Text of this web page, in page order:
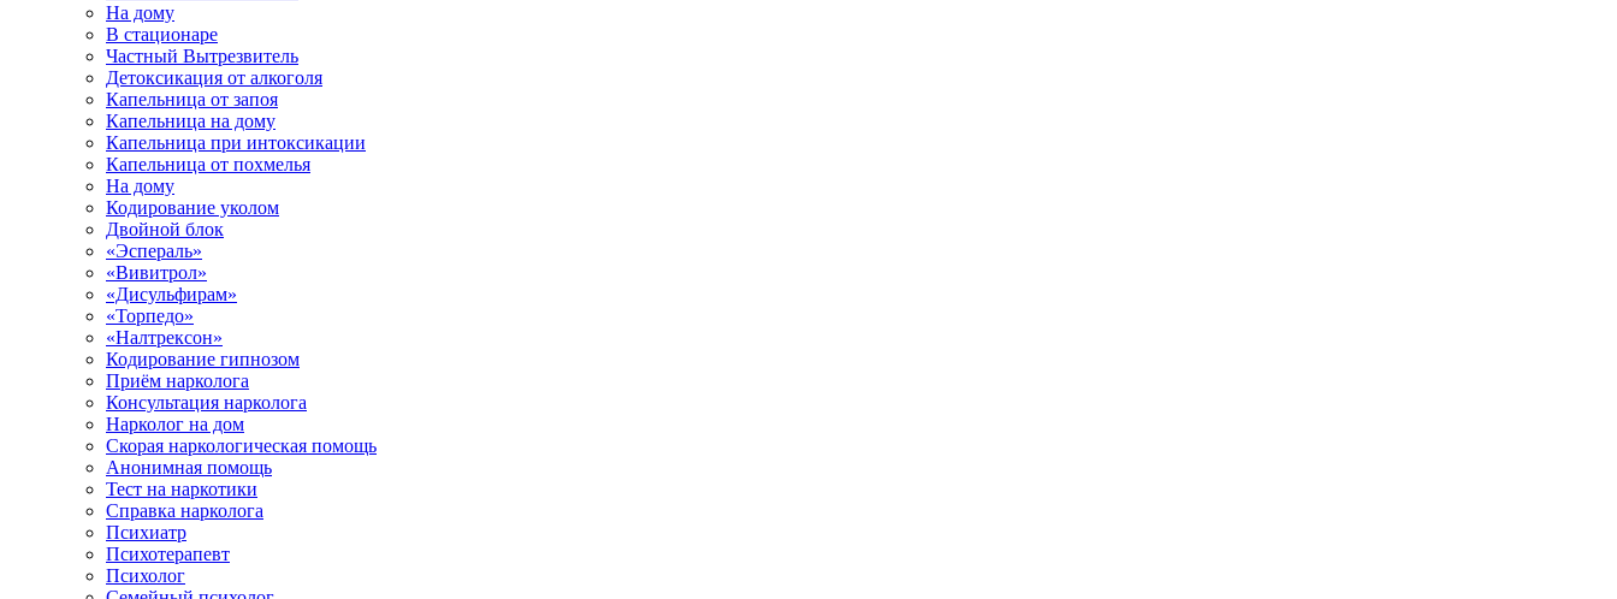
На дому
В стационаре
Частный Вытрезвитель
Детоксикация от алкоголя
Капельница от запоя
Капельница на дому
Капельница при интоксикации
Капельница от похмелья
На дому
Кодирование уколом
Двойной блок
«Эспераль»
«Вивитрол»
«Дисульфирам»
«Торпедо»
«Налтрексон»
Кодирование гипнозом
Приём нарколога
Консультация нарколога
Нарколог на дом
Скорая наркологическая помощь
Анонимная помощь
Тест на наркотики
Справка нарколога
Психиатр
Психотерапевт
Психолог